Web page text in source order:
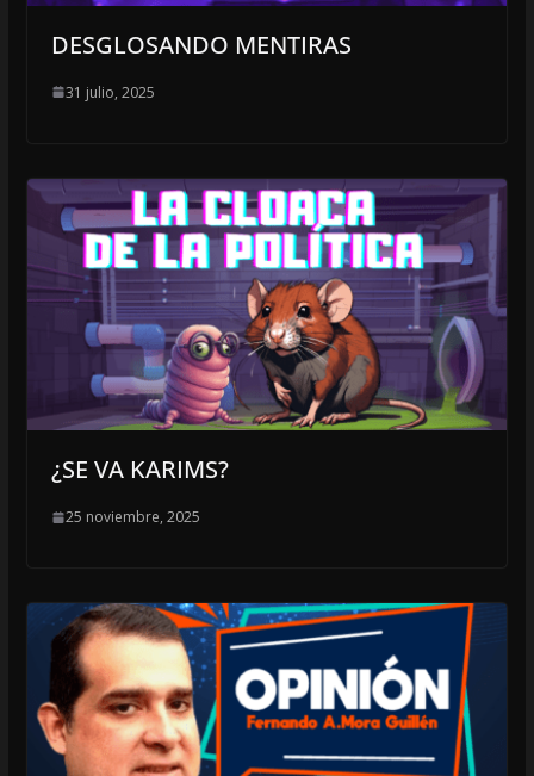
DESGLOSANDO MENTIRAS
31 julio, 2025
¿SE VA KARIMS?
25 noviembre, 2025